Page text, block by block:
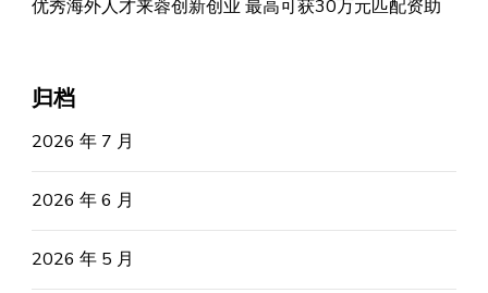
优秀海外人才来蓉创新创业 最高可获30万元匹配资助
归档
2026 年 7 月
2026 年 6 月
2026 年 5 月